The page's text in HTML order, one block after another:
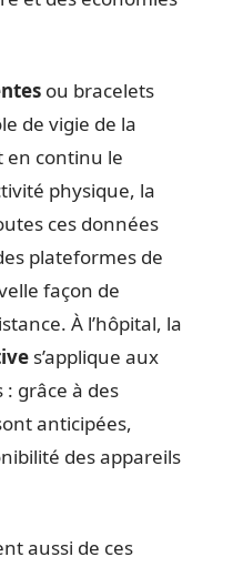
ou bracelets
de vigie de la
en continu le
physique, la
ces données
plateformes de
façon de
À l’hôpital, la
s’applique aux
grâce à des
anticipées,
des appareils
aussi de ces